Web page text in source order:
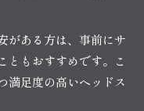
がある方は、事前にサ
ともおすすめです。こ
満足度の高いヘッドス